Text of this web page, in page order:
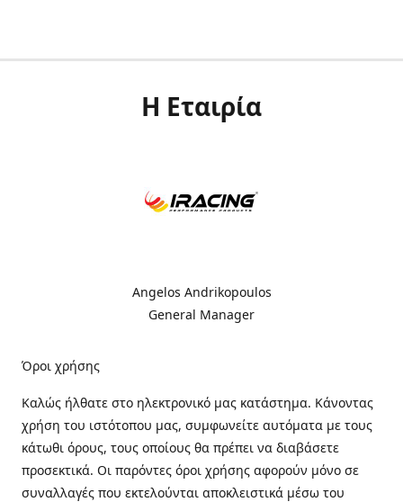
Η Εταιρία
Angelos Andrikopoulos
General Manager
Όροι χρήσης
Καλώς ήλθατε στo ηλεκτρονικό μας κατάστημα. Κάνοντας
χρήση του ιστότοπου μας, συμφωνείτε αυτόματα με τους
κάτωθι όρους, τους οποίους θα πρέπει να διαβάσετε
προσεκτικά. Οι παρόντες όροι χρήσης αφορούν μόνο σε
συναλλαγές που εκτελούνται αποκλειστικά μέσω του